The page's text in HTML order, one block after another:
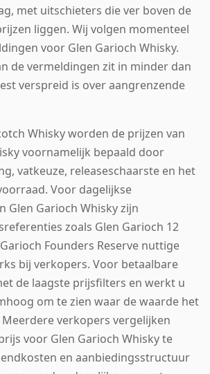
met uitschieters die ver boven de
liggen. Wij volgen momenteel
voor Glen Garioch Whisky.
de vermeldingen zit in minder dan
verspreid is over aangrenzende
Whisky worden de prijzen van
voornamelijk bepaald door
vatkeuze, releaseschaarste en het
Voor dagelijkse
Glen Garioch Whisky zijn
zoals Glen Garioch 12
Founders Reserve nuttige
bij verkopers. Voor betaalbare
de laagste prijsfilters en werkt u
om te zien waar de waarde het
verkopers vergelijken
voor Glen Garioch Whisky te
en aanbiedingsstructuur